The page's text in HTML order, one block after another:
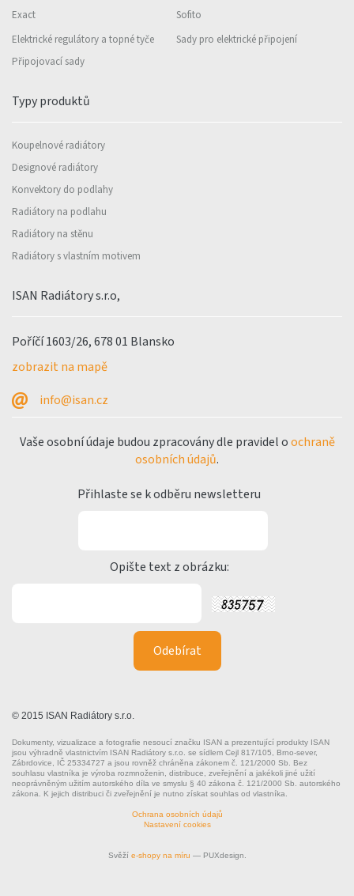
Exact
Sofito
Elektrické regulátory a topné tyče
Sady pro elektrické připojení
Připojovací sady
Typy produktů
Koupelnové radiátory
Designové radiátory
Konvektory do podlahy
Radiátory na podlahu
Radiátory na stěnu
Radiátory s vlastním motivem
ISAN Radiátory s.r.o,
Poříčí 1603/26, 678 01 Blansko
zobrazit na mapě
info@isan.cz
Vaše osobní údaje budou zpracovány dle pravidel oochraně
osobních údajů.
Přihlaste se k odběru newsletteru
Opište text z obrázku:
© 2015 ISAN Radiátory s.r.o.
Dokumenty, vizualizace a fotografie nesoucí značku ISAN a prezentující produkty ISAN
jsou výhradně vlastnictvím ISAN Radiátory s.r.o. se sídlem Cejl 817/105, Brno-sever,
Zábrdovice, IČ 25334727 a jsou rovněž chráněna zákonem č. 121/2000 Sb. Bez
souhlasu vlastníka je výroba rozmnoženin, distribuce, zveřejnění a jakékoli jiné užití
neoprávněným užitím autorského díla ve smyslu § 40 zákona č. 121/2000 Sb. autorského
zákona. K jejich distribuci či zveřejnění je nutno získat souhlas od vlastníka.
Ochrana osobních údajů
Nastavení cookies
Svěží e-shopy na míru — PUXdesign.